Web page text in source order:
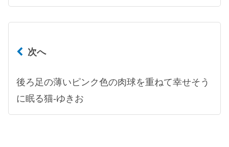
次へ
後ろ足の薄いピンク色の肉球を重ねて幸せそう
に眠る猫-ゆきお